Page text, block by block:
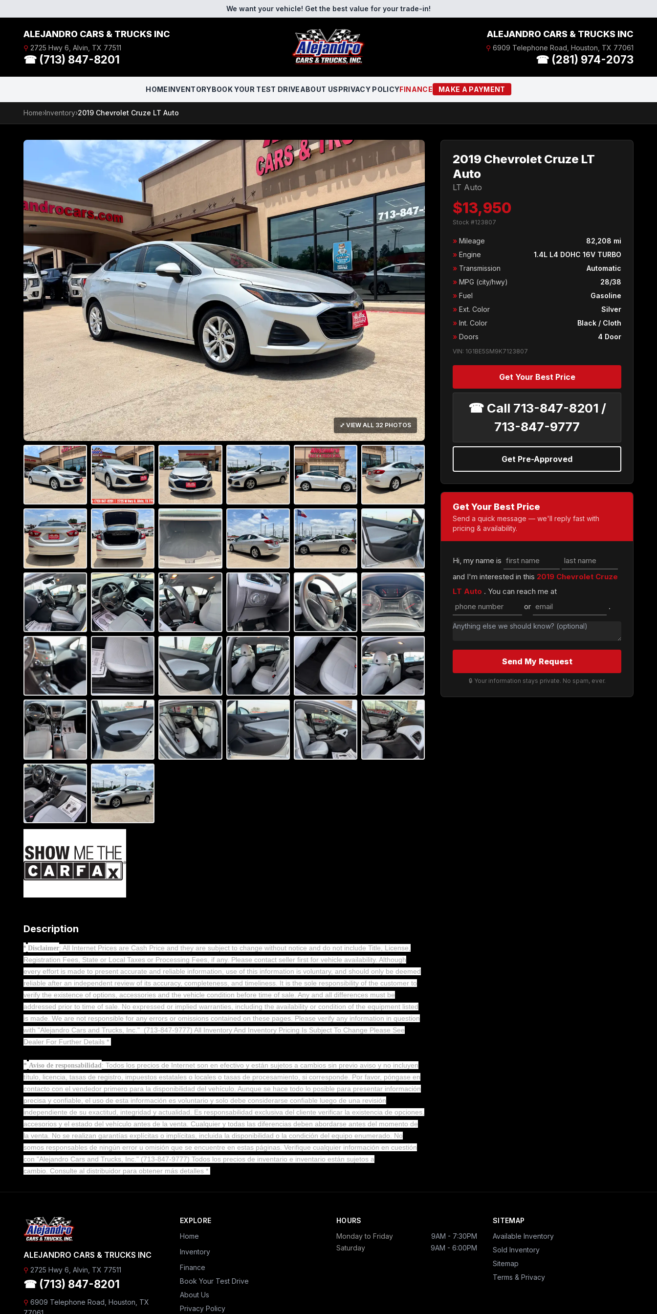
We want your vehicle! Get the best value for your trade-in!
ALEJANDRO CARS & TRUCKS INC
⚲ 2725 Hwy 6, Alvin, TX 77511
☎ (713) 847-8201
ALEJANDRO CARS & TRUCKS INC
⚲ 6909 Telephone Road, Houston, TX 77061
☎ (281) 974-2073
HOMEINVENTORYBOOK YOUR TEST DRIVEABOUT USPRIVACY POLICYFINANCE MAKE A PAYMENT
Home›Inventory›2019 Chevrolet Cruze LT Auto
⤢ VIEW ALL 32 PHOTOS
2019 Chevrolet Cruze LT
Auto
LT Auto
$13,950
Stock #123807
» Mileage
82,208 mi
» Engine
1.4L L4 DOHC 16V TURBO
» Transmission
Automatic
» MPG (city/hwy)
28/38
» Fuel
Gasoline
» Ext. Color
Silver
» Int. Color
Black / Cloth
» Doors 4 Door
VIN: 1G1BE5SM9K7123807
Get Your Best Price
☎ Call 713-847-8201 /
713-847-9777
Get Pre-Approved
Get Your Best Price
Send a quick message — we'll reply fast with
pricing & availability.
Hi, my name is
and I'm interested in this 2019 Chevrolet Cruze
LT Auto . You can reach me at
or
.
Send My Request
🔒 Your information stays private. No spam, ever.
Description
* Disclaimer: All Internet Prices are Cash Price and they are subject to change without notice and do not include Title, License,
Registration Fees, State or Local Taxes or Processing Fees, if any. Please contact seller first for vehicle availability. Although
every effort is made to present accurate and reliable information, use of this information is voluntary, and should only be deemed
reliable after an independent review of its accuracy, completeness, and timeliness. It is the sole responsibility of the customer to
verify the existence of options, accessories and the vehicle condition before time of sale. Any and all differences must be
addressed prior to time of sale. No expressed or implied warranties, including the availability or condition of the equipment listed
is made. We are not responsible for any errors or omissions contained on these pages. Please verify any information in question
with "Alejandro Cars and Trucks, Inc." (713-847-9777) All Inventory And Inventory Pricing Is Subject To Change Please See
Dealer For Further Details *
* Aviso de responsabilidad : Todos los precios de Internet son en efectivo y están sujetos a cambios sin previo aviso y no incluyen
título, licencia, tasas de registro, impuestos estatales o locales o tasas de procesamiento, si corresponde. Por favor, póngase en
contacto con el vendedor primero para la disponibilidad del vehículo. Aunque se hace todo lo posible para presentar información
precisa y confiable, el uso de esta información es voluntario y solo debe considerarse confiable luego de una revisión
independiente de su exactitud, integridad y actualidad. Es responsabilidad exclusiva del cliente verificar la existencia de opciones,
accesorios y el estado del vehículo antes de la venta. Cualquier y todas las diferencias deben abordarse antes del momento de
la venta. No se realizan garantías explícitas o implícitas, incluida la disponibilidad o la condición del equipo enumerado. No
somos responsables de ningún error u omisión que se encuentre en estas páginas. Verifique cualquier información en cuestión
con "Alejandro Cars and Trucks, Inc." (713-847-9777) Todos los precios de inventario e inventario están sujetos a
cambio. Consulte al distribuidor para obtener más detalles *
ALEJANDRO CARS & TRUCKS INC
⚲ 2725 Hwy 6, Alvin, TX 77511
☎ (713) 847-8201
⚲ 6909 Telephone Road, Houston, TX
EXPLORE
Home
Inventory
Finance
Book Your Test Drive
About Us
Privacy Policy
HOURS
Monday to Friday
9AM - 7:30PM
Saturday
9AM - 6:00PM
SITEMAP
Available Inventory
Sold Inventory
Sitemap
Terms & Privacy